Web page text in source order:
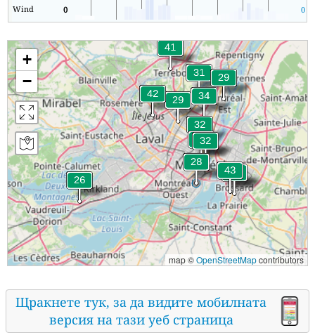
Wind 0 0
+
−
map ©OpenStreetMapcontributors
Щракнете тук, за да видите мобилната
версия на тази уеб страница